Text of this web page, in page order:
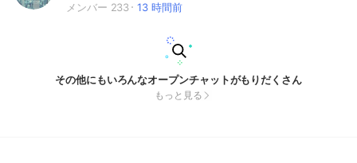
メンバー 233
13 時間前
その他にもいろんなオープンチャットがもりだくさん
もっと見る